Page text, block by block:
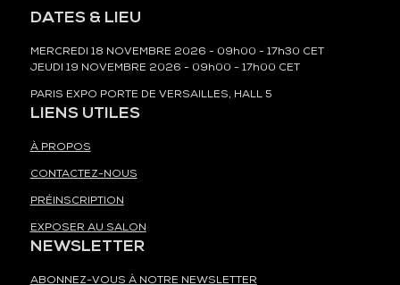
DATES & LIEU
MERCREDI 18 NOVEMBRE 2026 - 09h00 - 17h30 CET
JEUDI 19 NOVEMBRE 2026 - 09h00 - 17h00 CET
PARIS EXPO PORTE DE VERSAILLES, HALL 5
LIENS UTILES
À PROPOS
CONTACTEZ-NOUS
PRÉINSCRIPTION
EXPOSER AU SALON
NEWSLETTER
ABONNEZ-VOUS À NOTRE NEWSLETTER